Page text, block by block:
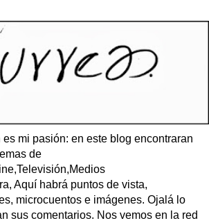
mi pasión: en este blog encontraran
de
Aquí habrá puntos de vista,
microcuentos e imágenes. Ojalá lo
sus comentarios. Nos vemos en la red